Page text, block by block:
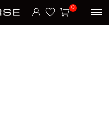
0
セカンドバッグ STANDARD SERIES